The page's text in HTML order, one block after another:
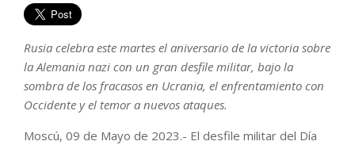
Rusia celebra este martes el aniversario de la victoria sobre
la Alemania nazi con un gran desfile militar, bajo la
sombra de los fracasos en Ucrania, el enfrentamiento con
Occidente y el temor a nuevos ataques.
Moscú, 09 de Mayo de 2023.- El desfile militar del Día